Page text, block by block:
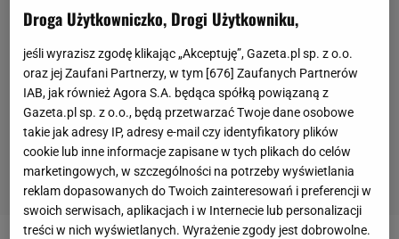
Droga Użytkowniczko, Drogi Użytkowniku,
jeśli wyrazisz zgodę klikając „Akceptuję”, Gazeta.pl sp. z o.o.
oraz jej Zaufani Partnerzy, w tym [676] Zaufanych Partnerów
IAB, jak również Agora S.A. będąca spółką powiązaną z
Gazeta.pl sp. z o.o., będą przetwarzać Twoje dane osobowe
takie jak adresy IP, adresy e-mail czy identyfikatory plików
cookie lub inne informacje zapisane w tych plikach do celów
marketingowych, w szczególności na potrzeby wyświetlania
reklam dopasowanych do Twoich zainteresowań i preferencji w
swoich serwisach, aplikacjach i w Internecie lub personalizacji
treści w nich wyświetlanych. Wyrażenie zgody jest dobrowolne.